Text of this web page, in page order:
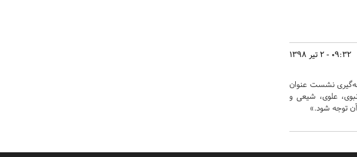
09:32 - 2 تیر 1398
نشست عنوان
علوی، شیعی و
توجه شود.»